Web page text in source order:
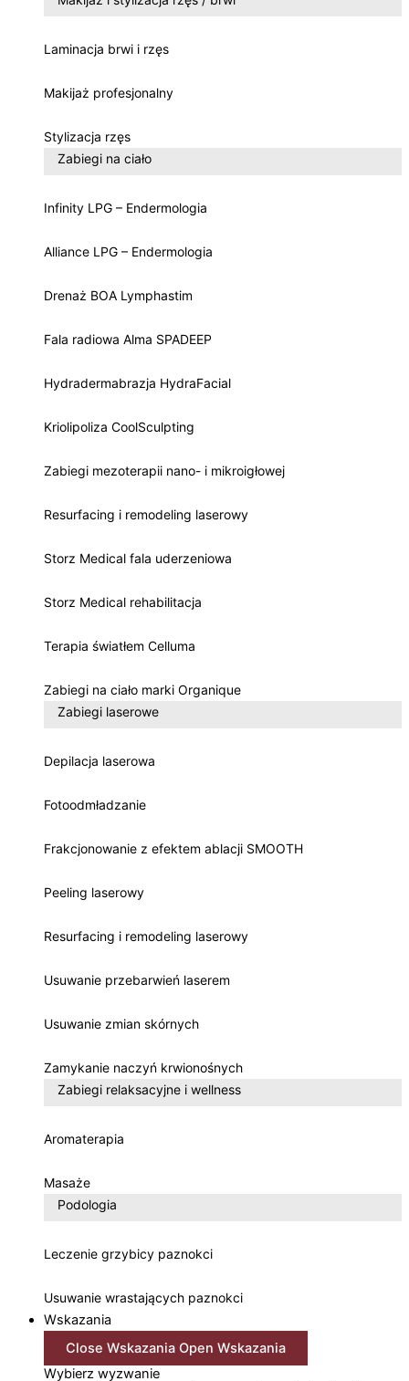
Laminacja brwi i rzęs
Makijaż profesjonalny
Stylizacja rzęs
Zabiegi na ciało
Infinity LPG – Endermologia
Alliance LPG – Endermologia
Drenaż BOA Lymphastim
Fala radiowa Alma SPADEEP
Hydradermabrazja HydraFacial
Kriolipoliza CoolSculpting
Zabiegi mezoterapii nano- i mikroigłowej
Resurfacing i remodeling laserowy
Storz Medical fala uderzeniowa
Storz Medical rehabilitacja
Terapia światłem Celluma
Zabiegi na ciało marki Organique
Zabiegi laserowe
Depilacja laserowa
Fotoodmładzanie
Frakcjonowanie z efektem ablacji SMOOTH
Peeling laserowy
Resurfacing i remodeling laserowy
Usuwanie przebarwień laserem
Usuwanie zmian skórnych
Zamykanie naczyń krwionośnych
Zabiegi relaksacyjne i wellness
Aromaterapia
Masaże
Podologia
Leczenie grzybicy paznokci
Usuwanie wrastających paznokci
Wskazania
Close Wskazania Open Wskazania
Wybierz wyzwanie